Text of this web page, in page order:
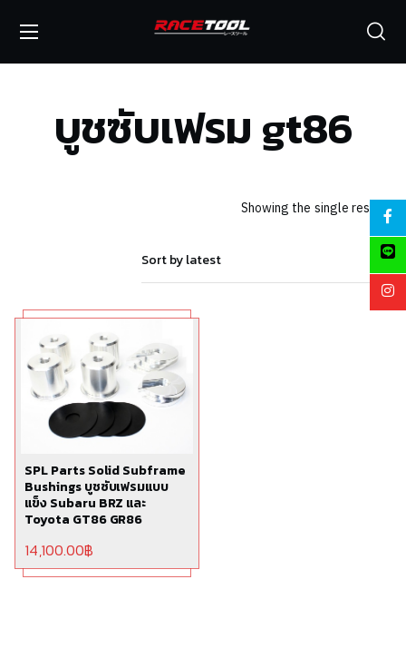
บูชซับเฟรม gt86
Showing the single result
SPL Parts Solid Subframe
Bushings บูชซับเฟรมแบบ
แข็ง Subaru BRZ และ
Toyota GT86 GR86
14,100.00฿